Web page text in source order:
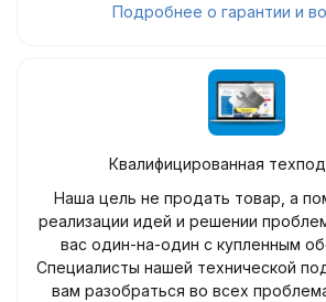
Подробнее о гарантии и
Квалифицированная
Наша цель не продать товар, а
реализации идей и решении
вас один-на-один с купленным
Специалисты нашей технической
вам разобраться во всех